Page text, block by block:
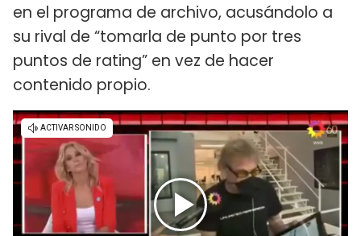
en el programa de archivo, acusándolo a
su rival de “tomarla de punto por tres
puntos de rating” en vez de hacer
contenido propio.